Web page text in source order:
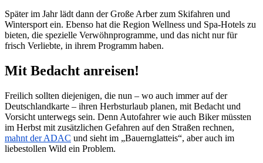
Später im Jahr lädt dann der Große Arber zum Skifahren und
Wintersport ein. Ebenso hat die Region Wellness und Spa-Hotels zu
bieten, die spezielle Verwöhnprogramme, und das nicht nur für
frisch Verliebte, in ihrem Programm haben.
Mit Bedacht anreisen!
Freilich sollten diejenigen, die nun – wo auch immer auf der
Deutschlandkarte – ihren Herbsturlaub planen, mit Bedacht und
Vorsicht unterwegs sein. Denn Autofahrer wie auch Biker müssten
im Herbst mit zusätzlichen Gefahren auf den Straßen rechnen,
mahnt der ADAC und sieht im „Bauernglatteis“, aber auch im
liebestollen Wild ein Problem.